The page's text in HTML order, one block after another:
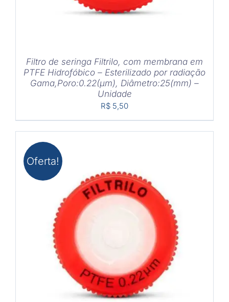
Filtro de seringa Filtrilo, com membrana em
PTFE Hidrofóbico – Esterilizado por radiação
Gama,Poro:0.22(μm), Diâmetro:25(mm) –
Unidade
R$ 5,50
Oferta!
COMPRAR DETALHES